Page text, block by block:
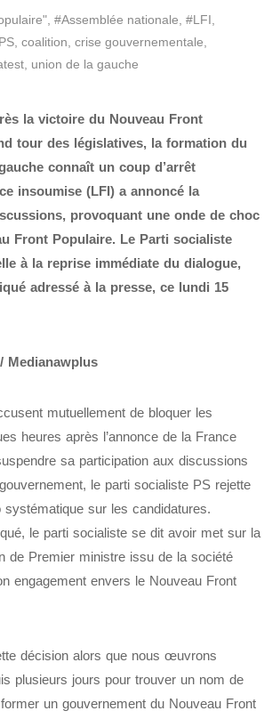
#Assemblée nationale #LFI
coalition crise gouvernementale
union de la gauche
la victoire du Nouveau Front
tour des législatives, la formation du
connaît un coup d’arrêt
insoumise (LFI) a annoncé la
provoquant une onde de choc
Front Populaire. Le Parti socialiste
à la reprise immédiate du dialogue,
adressé à la presse, ce lundi 15
Medianawplus
mutuellement de bloquer les
heures après l’annonce de la France
sa participation aux discussions
le parti socialiste PS rejette
systématique sur les candidatures.
le parti socialiste se dit avoir met sur la
de Premier ministre issu de la société
engagement envers le Nouveau Front
décision alors que nous œuvrons
plusieurs jours pour trouver un nom de
un gouvernement du Nouveau Front